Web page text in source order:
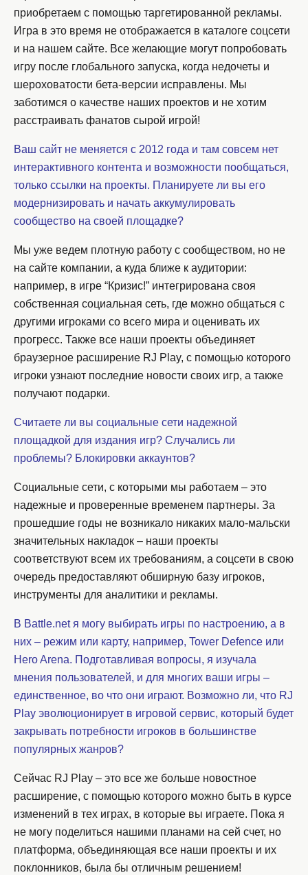
приобретаем с помощью таргетированной рекламы.
Игра в это время не отображается в каталоге соцсети
и на нашем сайте. Все желающие могут попробовать
игру после глобального запуска, когда недочеты и
шероховатости бета-версии исправлены. Мы
заботимся о качестве наших проектов и не хотим
расстраивать фанатов сырой игрой!
Ваш сайт не меняется с 2012 года и там совсем нет
интерактивного контента и возможности пообщаться,
только ссылки на проекты. Планируете ли вы его
модернизировать и начать аккумулировать
сообщество на своей площадке?
Мы уже ведем плотную работу с сообществом, но не
на сайте компании, а куда ближе к аудитории:
например, в игре “Кризис!” интегрирована своя
собственная социальная сеть, где можно общаться с
другими игроками со всего мира и оценивать их
прогресс. Также все наши проекты объединяет
браузерное расширение RJ Play, с помощью которого
игроки узнают последние новости своих игр, а также
получают подарки.
Считаете ли вы социальные сети надежной
площадкой для издания игр? Случались ли
проблемы? Блокировки аккаунтов?
Социальные сети, с которыми мы работаем – это
надежные и проверенные временем партнеры. За
прошедшие годы не возникало никаких мало-мальски
значительных накладок – наши проекты
соответствуют всем их требованиям, а соцсети в свою
очередь предоставляют обширную базу игроков,
инструменты для аналитики и рекламы.
В Battle.net я могу выбирать игры по настроению, а в
них – режим или карту, например, Tower Defence или
Hero Arena. Подготавливая вопросы, я изучала
мнения пользователей, и для многих ваши игры –
единственное, во что они играют. Возможно ли, что RJ
Play эволюционирует в игровой сервис, который будет
закрывать потребности игроков в большинстве
популярных жанров?
Сейчас RJ Play – это все же больше новостное
расширение, с помощью которого можно быть в курсе
изменений в тех играх, в которые вы играете. Пока я
не могу поделиться нашими планами на сей счет, но
платформа, объединяющая все наши проекты и их
поклонников, была бы отличным решением!